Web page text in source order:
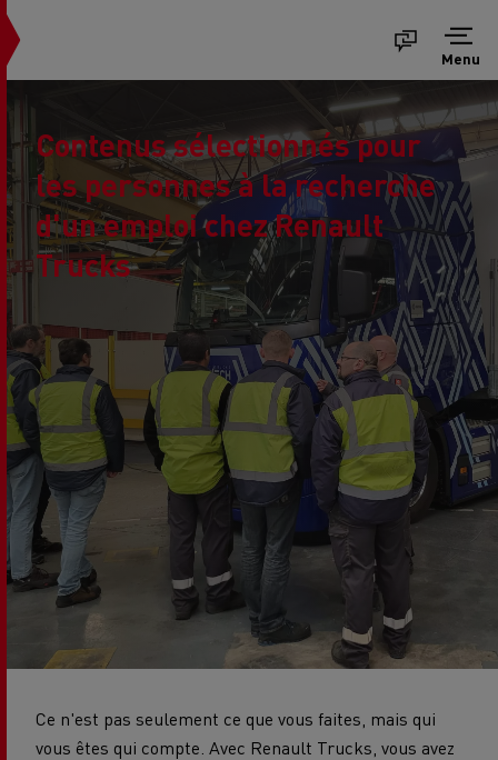
Menu
Contenus sélectionnés pour
les personnes à la recherche
d'un emploi chez Renault
Trucks
Ce n'est pas seulement ce que vous faites, mais qui
vous êtes qui compte. Avec Renault Trucks, vous avez